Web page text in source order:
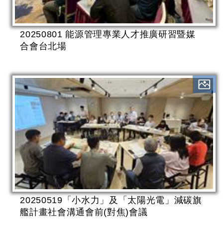
20250801 能源管理專業人才推廣研習暨媒
合會台北場
20250519「小水力」及「太陽光電」減碳旗
艦計畫社會溝通會前(對焦)會議